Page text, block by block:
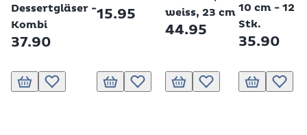
Dessertgläser -
Kombi
37.90
In den Warenkorb
Zur Wunschliste hinzufügen
15.95
In den Warenkorb
Zur Wunschliste hinzufügen
weiss, 23 cm
44.95
In den Warenkorb
Zur Wunschliste
10 cm - 12
Stk.
35.90
In den Zur